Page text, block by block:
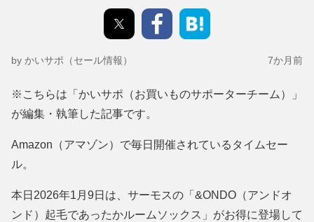
by かいサポ（セール情報） 7か月前
※こちらは「かいサポ（お買いものサポーターチーム）」
が編集・執筆した記事です。
Amazon（アマゾン）で毎日開催されているタイムセー
ル。
本日2026年1月9日は、サーモスの「&ONDO（アンドオ
ンド）起毛であったかルームソックス」がお得に登場して